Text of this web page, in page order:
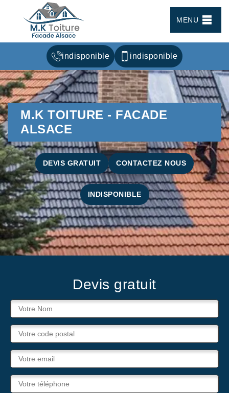
MENU
indisponible indisponible
M.K TOITURE - FACADE
ALSACE
DEVIS GRATUIT CONTACTEZ NOUS
INDISPONIBLE
Devis gratuit